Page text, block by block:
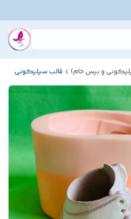
و بیس خام) قالب سیلیکونی